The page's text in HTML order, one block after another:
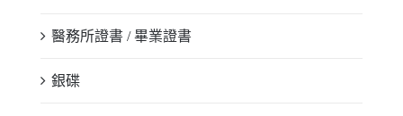
醫務所證書 / 畢業證書
銀碟